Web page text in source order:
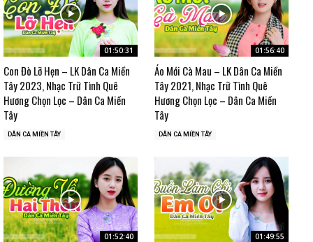
01:50:31
Con Đò Lỡ Hẹn – LK Dân Ca Miền
Tây 2023, Nhạc Trữ Tình Quê
Hương Chọn Lọc – Dân Ca Miền
Tây
DÂN CA MIỀN TÂY
01:56:40
Áo Mới Cà Mau – LK Dân Ca Miền
Tây 2021, Nhạc Trữ Tình Quê
Hương Chọn Lọc – Dân Ca Miền
Tây
DÂN CA MIỀN TÂY
01:52:40 01:49:55